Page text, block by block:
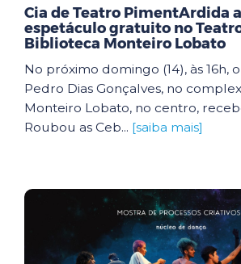
Cia de Teatro PimentArdida
espetáculo gratuito no
Biblioteca Monteiro Lobato
No próximo domingo (14), às 16h,
Pedro Dias Gonçalves, no
Monteiro Lobato, no centro,
Roubou as Ceb... [saiba mais]